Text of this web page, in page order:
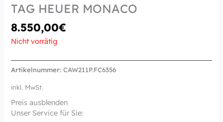
TAG HEUER MONACO
8.550,00€
Nicht vorrätig
Artikelnummer:CAW211P.FC6356
inkl. MwSt.
Preis ausblenden
Unser Service für Sie: